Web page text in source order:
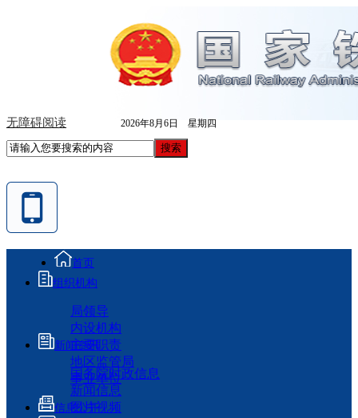
无障碍阅读 2026年8月6日 星期四
首页
组织机构
局领导
内设机构
主要职责
地区监管局
事业单位
新闻资讯
国务院时政信息
新闻信息
图片视频
信息公开